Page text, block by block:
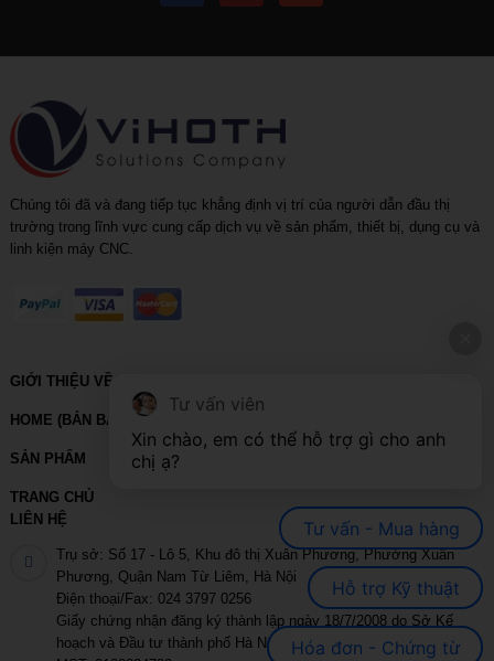
Chúng tôi đã và đang tiếp tục khẳng định vị trí của người dẫn đầu thị
trường trong lĩnh vực cung cấp dịch vụ về sản phẩm, thiết bị, dụng cụ và
linh kiện máy CNC.
GIỚI THIỆU VỀ VIHOTH
HOME (BẢN BACKUP – VUI LÒNG KHÔNG SỬA XÓA)
SẢN PHẨM
TRANG CHỦ
LIÊN HỆ
Trụ sở: Số 17 - Lô 5, Khu đô thị Xuân Phương, Phường Xuân
Phương, Quận Nam Từ Liêm, Hà Nội
Điện thoại/Fax: 024 3797 0256
Giấy chứng nhận đăng ký thành lập ngày 18/7/2008 do Sở Kế
hoạch và Đầu tư thành phố Hà Nội cấp
Tư vấn viên
Xin chào, em có thể hỗ trợ gì cho anh
chị ạ?
Tư vấn - Mua hàng
Hỗ trợ Kỹ thuật
Hóa đơn - Chứng từ